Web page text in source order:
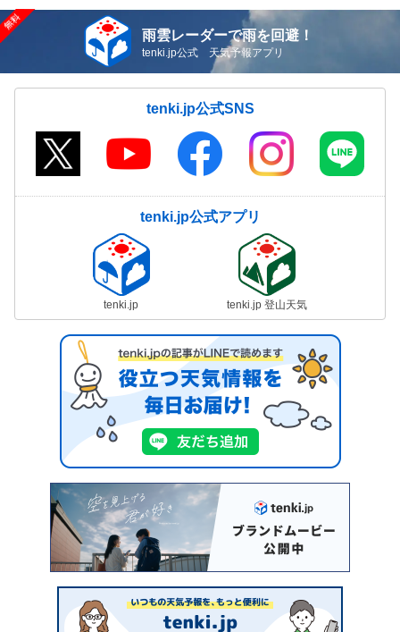
雨雲レーダーで雨を回避！
tenki.jp公式 天気予報アプリ
tenki.jp公式SNS
tenki.jp公式アプリ
tenki.jp tenki.jp 登山天気